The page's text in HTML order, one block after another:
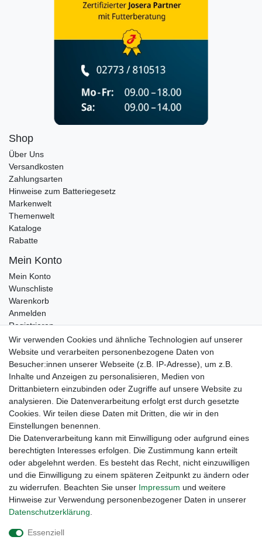
Shop
Über Uns
Versandkosten
Zahlungsarten
Hinweise zum Batteriegesetz
Markenwelt
Themenwelt
Kataloge
Rabatte
Mein Konto
Mein Konto
Wunschliste
Warenkorb
Anmelden
Registrieren
Kontakt
Newsletter Anmeldung
Newsletter Abmeldung
Widerrufs­recht
Wir verwenden Cookies und ähnliche Technologien auf unserer
Website und verarbeiten personenbezogene Daten von
Besucher:innen unserer Webseite (z.B. IP-Adresse), um z.B.
Inhalte und Anzeigen zu personalisieren, Medien von
Drittanbietern einzubinden oder Zugriffe auf unsere Website zu
analysieren. Die Datenverarbeitung erfolgt erst durch gesetzte
Cookies. Wir teilen diese Daten mit Dritten, die wir in den
Einstellungen benennen.
Die Datenverarbeitung kann mit Einwilligung oder aufgrund eines
berechtigten Interesses erfolgen. Die Zustimmung kann erteilt
oder abgelehnt werden. Es besteht das Recht, nicht einzuwilligen
und die Einwilligung zu einem späteren Zeitpunkt zu ändern oder
zu widerrufen. Beachten Sie unser Impressum und weitere
Hinweise zur Verwendung personenbezogener Daten in unserer
Daten­schutz­erklärung
Essenziell